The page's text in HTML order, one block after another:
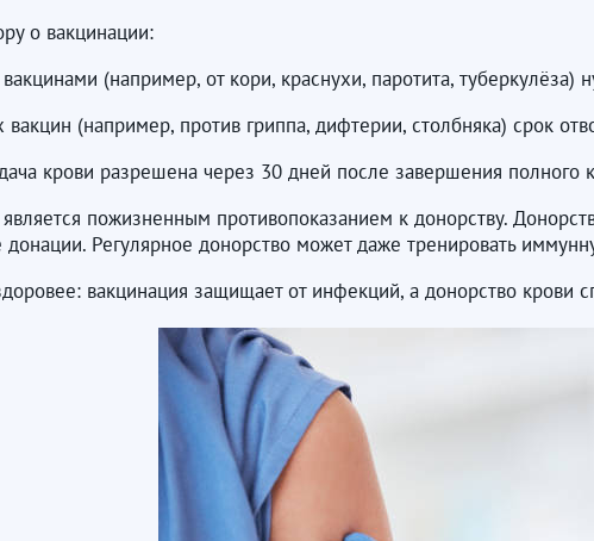
о вакцинации:
(например, от кори, краснухи, паротита,
(например, против гриппа, дифтерии, столбняка) срок
крови разрешена через 30 дней после завершения полного
пожизненным противопоказанием к донорству.
донации. Регулярное донорство может даже тренировать
вакцинация защищает от инфекций, а донорство крови